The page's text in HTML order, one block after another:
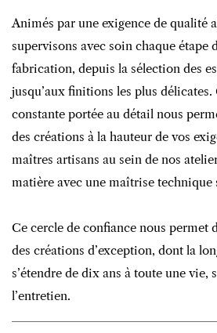
Animés par une exigence de qualité
supervisons avec soin chaque étape
fabrication, depuis la sélection des
jusqu’aux finitions les plus
constante portée au détail nous
des créations à la hauteur de vos
maîtres artisans au sein de nos
matière avec une maîtrise technique
Ce cercle de confiance nous permet
des créations d’exception, dont la
s’étendre de dix ans à toute une vie,
l’entretien.